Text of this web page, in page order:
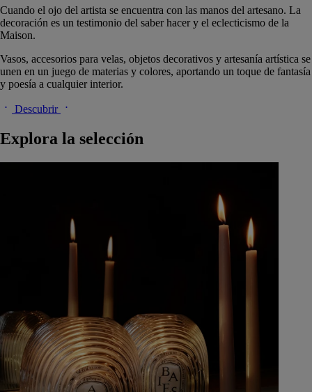
Cuando el ojo del artista se encuentra con las manos del artesano. La
decoración es un testimonio del saber hacer y el eclecticismo de la
Maison.
Vasos, accesorios para velas, objetos decorativos y artesanía artística se
unen en un juego de materias y colores, aportando un toque de fantasía
y poesía a cualquier interior.
Descubrir
Explora la selección